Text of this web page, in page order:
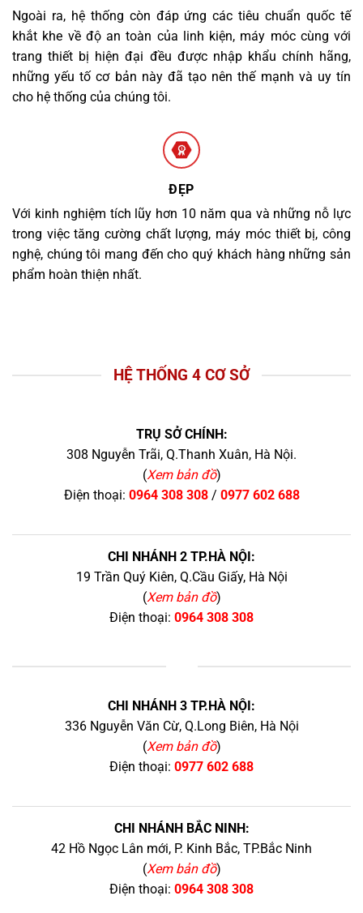
Ngoài ra, hệ thống còn đáp ứng các tiêu chuẩn quốc tế
khắt khe về độ an toàn của linh kiện, máy móc cùng với
trang thiết bị hiện đại đều được nhập khẩu chính hãng,
những yếu tố cơ bản này đã tạo nên thế mạnh và uy tín
cho hệ thống của chúng tôi.
ĐẸP
Với kinh nghiệm tích lũy hơn 10 năm qua và những nỗ lực
trong việc tăng cường chất lượng, máy móc thiết bị, công
nghệ, chúng tôi mang đến cho quý khách hàng những sản
phẩm hoàn thiện nhất.
HỆ THỐNG 4 CƠ SỞ
TRỤ SỞ CHÍNH:
308 Nguyễn Trãi, Q.Thanh Xuân, Hà Nội.
(Xem bản đồ)
Điện thoại: 0964 308 308/ 0977 602 688
CHI NHÁNH 2 TP.HÀ NỘI:
19 Trần Quý Kiên, Q.Cầu Giấy, Hà Nội
(Xem bản đồ)
Điện thoại: 0964 308 308
CHI NHÁNH 3 TP.HÀ NỘI:
336 Nguyễn Văn Cừ, Q.Long Biên, Hà Nội
(Xem bản đồ)
Điện thoại: 0977 602 688
CHI NHÁNH BẮC NINH:
42 Hồ Ngọc Lân mới, P. Kinh Bắc, TP.Bắc Ninh
(Xem bản đồ)
Điện thoại: 0964 308 308